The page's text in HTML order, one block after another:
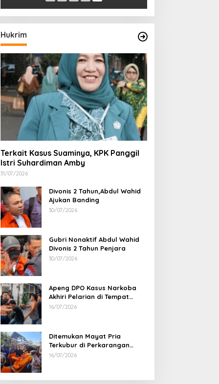
Hukrim
Terkait Kasus Suaminya, KPK Panggil
Istri Suhardiman Amby
31/07/2026
Divonis 2 Tahun,Abdul Wahid
Ajukan Banding
30/07/2026
Gubri Nonaktif Abdul Wahid
Divonis 2 Tahun Penjara
30/07/2026
Apeng DPO Kasus Narkoba
Akhiri Pelarian di Tempat
Persembunyiannya di Kampar
16/07/2026
Ditemukan Mayat Pria
Terkubur di Perkarangan
Rumah
16/07/2026
Sabu 2,69 Kg dari Dumai Berhasil